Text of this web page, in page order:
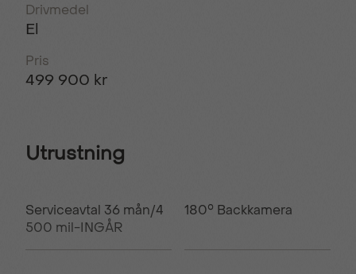
Drivmedel
El
Pris
499 900 kr
Utrustning
Serviceavtal 36 mån/4
500 mil-INGÅR
180° Backkamera